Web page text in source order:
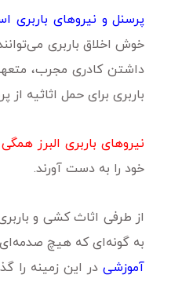
پرسنل و نیروهای باربری
خوش اخلاق باربری
داشتن کادری مجرب،
باربری برای حمل اثاثیه از
نیروهای باربری البرز
خود را به دست آورند.
از طرفی اثاث کشی و
به گونه‌ای که هیچ صدمه‌ای
آموزشیدر این زمینه را